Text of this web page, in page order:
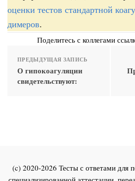
оценки тестов стандартной
димеров.
Поделитесь с коллегами
ПРЕДЫДУЩАЯ ЗАПИСЬ
О гипокоагуляции
свидетельствуют:
(c) 2020-2026 Тесты с ответами для